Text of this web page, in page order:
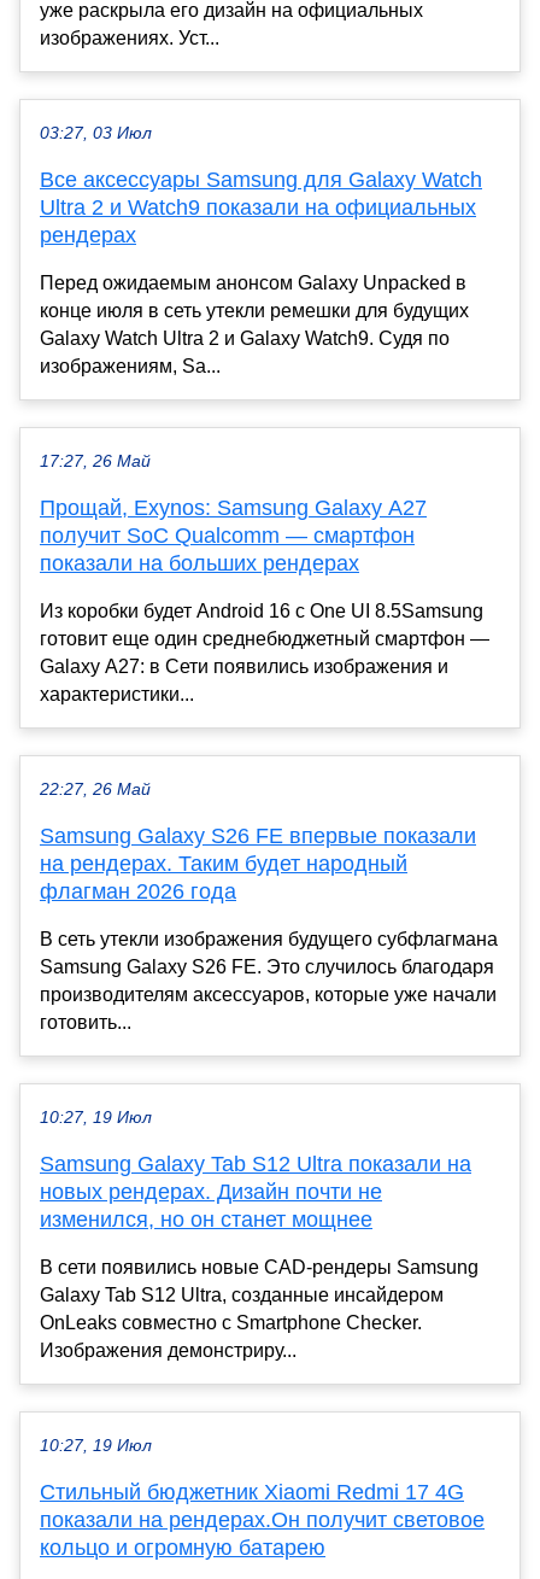
уже раскрыла его дизайн на официальных
изображениях. Уст...
03:27, 03 Июл
Все аксессуары Samsung для Galaxy Watch
Ultra 2 и Watch9 показали на официальных
рендерах
Перед ожидаемым анонсом Galaxy Unpacked в
конце июля в сеть утекли ремешки для будущих
Galaxy Watch Ultra 2 и Galaxy Watch9. Судя по
изображениям, Sa...
17:27, 26 Май
Прощай, Exynos: Samsung Galaxy A27
получит SoC Qualcomm — смартфон
показали на больших рендерах
Из коробки будет Android 16 с One UI 8.5Samsung
готовит еще один среднебюджетный смартфон —
Galaxy A27: в Сети появились изображения и
характеристики...
22:27, 26 Май
Samsung Galaxy S26 FE впервые показали
на рендерах. Таким будет народный
флагман 2026 года
В сеть утекли изображения будущего субфлагмана
Samsung Galaxy S26 FE. Это случилось благодаря
производителям аксессуаров, которые уже начали
готовить...
10:27, 19 Июл
Samsung Galaxy Tab S12 Ultra показали на
новых рендерах. Дизайн почти не
изменился, но он станет мощнее
В сети появились новые CAD-рендеры Samsung
Galaxy Tab S12 Ultra, созданные инсайдером
OnLeaks совместно с Smartphone Checker.
Изображения демонстриру...
10:27, 19 Июл
Стильный бюджетник Xiaomi Redmi 17 4G
показали на рендерах.Он получит световое
кольцо и огромную батарею